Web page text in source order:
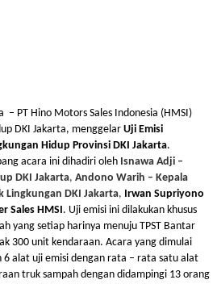
– PT Hino Motors Sales Indonesia (HMSI)
DKI Jakarta, menggelar Uji Emisi
Hidup Provinsi DKI Jakarta.
acara ini dihadiri oleh Isnawa Adji –
DKI Jakarta, Andono Warih – Kepala
Lingkungan DKI Jakarta,
Irwan Supriyono
Sales HMSI . Uji emisi ini dilakukan khusus
yang setiap harinya menuju TPST Bantar
300 unit kendaraan. Acara yang dimulai
6 alat uji emisi dengan rata – rata satu alat
truk sampah dengan didampingi 13 orang